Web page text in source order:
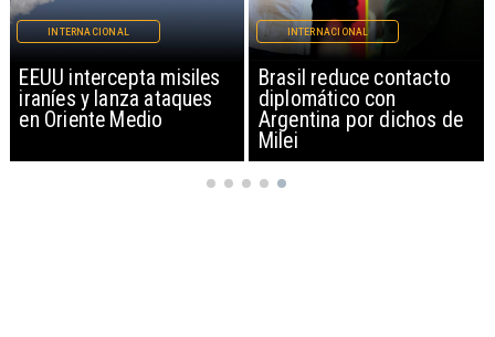
EEUU intercepta misiles
iraníes y lanza ataques
en Oriente Medio
INTERNACIONAL
Brasil reduce contacto
diplomático con
Argentina por dichos de
Milei
INTERNACIONAL